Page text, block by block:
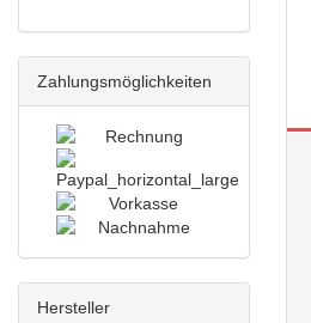
Zahlungsmöglichkeiten
Hersteller